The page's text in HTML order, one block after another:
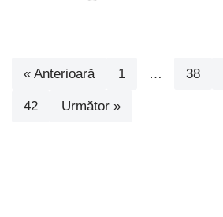
« Anterioară 1 … 38
42 Următor »